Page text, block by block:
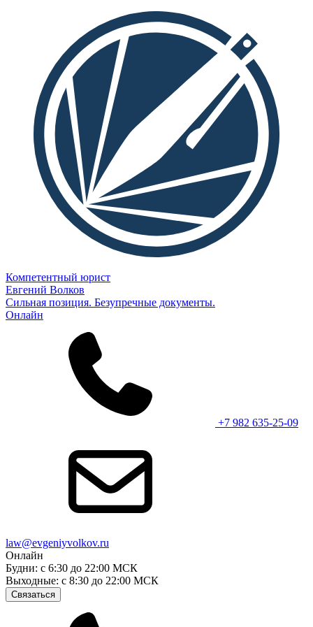
Компетентный юрист
Евгений Волков
Сильная позиция. Безупречные документы.
Онлайн
+7 982 635-25-09
law@evgeniyvolkov.ru
Онлайн
Будни: с 6:30 до 22:00 МСК
Выходные: с 8:30 до 22:00 МСК
Связаться